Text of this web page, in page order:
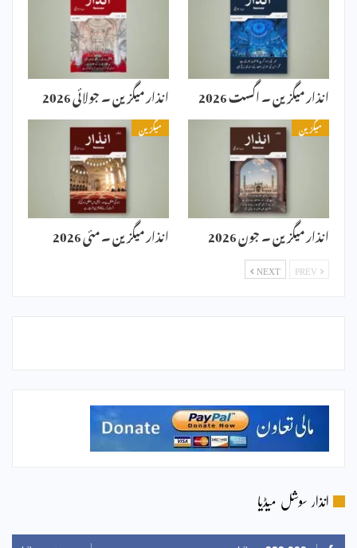
انذار میگزین ۔ اگست 2026 انذار میگزین ۔ جولائی 2026
میگزین
انذار میگزین ۔ جون 2026
میگزین
انذار میگزین ۔ مئی 2026
NEXT
انذار سوشل میڈیا